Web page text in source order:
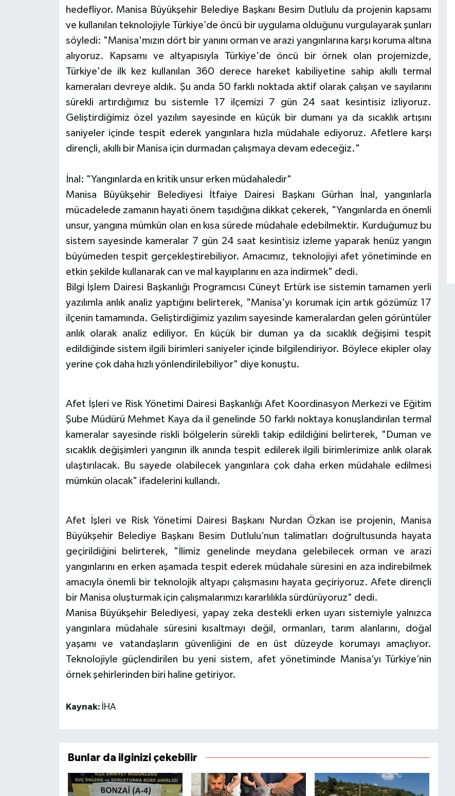
hedefliyor. Manisa Büyükşehir Belediye Başkanı Besim Dutlulu da projenin kapsamı
ve kullanılan teknolojiyle Türkiye’de öncü bir uygulama olduğunu vurgulayarak şunları
söyledi: "Manisa'mızın dört bir yanını orman ve arazi yangınlarına karşı koruma altına
alıyoruz. Kapsamı ve altyapısıyla Türkiye'de öncü bir örnek olan projemizde,
Türkiye'de ilk kez kullanılan 360 derece hareket kabiliyetine sahip akıllı termal
kameraları devreye aldık. Şu anda 50 farklı noktada aktif olarak çalışan ve sayılarını
sürekli artırdığımız bu sistemle 17 ilçemizi 7 gün 24 saat kesintisiz izliyoruz.
Geliştirdiğimiz özel yazılım sayesinde en küçük bir dumanı ya da sıcaklık artışını
saniyeler içinde tespit ederek yangınlara hızla müdahale ediyoruz. Afetlere karşı
dirençli, akıllı bir Manisa için durmadan çalışmaya devam edeceğiz."
İnal: "Yangınlarda en kritik unsur erken müdahaledir"
Manisa Büyükşehir Belediyesi İtfaiye Dairesi Başkanı Gürhan İnal, yangınlarla
mücadelede zamanın hayati önem taşıdığına dikkat çekerek, "Yangınlarda en önemli
unsur, yangına mümkün olan en kısa sürede müdahale edebilmektir. Kurduğumuz bu
sistem sayesinde kameralar 7 gün 24 saat kesintisiz izleme yaparak henüz yangın
büyümeden tespit gerçekleştirebiliyor. Amacımız, teknolojiyi afet yönetiminde en
etkin şekilde kullanarak can ve mal kayıplarını en aza indirmek" dedi.
Bilgi İşlem Dairesi Başkanlığı Programcısı Cüneyt Ertürk ise sistemin tamamen yerli
yazılımla anlık analiz yaptığını belirterek, "Manisa'yı korumak için artık gözümüz 17
ilçenin tamamında. Geliştirdiğimiz yazılım sayesinde kameralardan gelen görüntüler
anlık olarak analiz ediliyor. En küçük bir duman ya da sıcaklık değişimi tespit
edildiğinde sistem ilgili birimleri saniyeler içinde bilgilendiriyor. Böylece ekipler olay
yerine çok daha hızlı yönlendirilebiliyor" diye konuştu.
Afet İşleri ve Risk Yönetimi Dairesi Başkanlığı Afet Koordinasyon Merkezi ve Eğitim
Şube Müdürü Mehmet Kaya da il genelinde 50 farklı noktaya konuşlandırılan termal
kameralar sayesinde riskli bölgelerin sürekli takip edildiğini belirterek, "Duman ve
sıcaklık değişimleri yangının ilk anında tespit edilerek ilgili birimlerimize anlık olarak
ulaştırılacak. Bu sayede olabilecek yangınlara çok daha erken müdahale edilmesi
mümkün olacak" ifadelerini kullandı.
Afet İşleri ve Risk Yönetimi Dairesi Başkanı Nurdan Özkan ise projenin, Manisa
Büyükşehir Belediye Başkanı Besim Dutlulu’nun talimatları doğrultusunda hayata
geçirildiğini belirterek, "İlimiz genelinde meydana gelebilecek orman ve arazi
yangınlarını en erken aşamada tespit ederek müdahale süresini en aza indirebilmek
amacıyla önemli bir teknolojik altyapı çalışmasını hayata geçiriyoruz. Afete dirençli
bir Manisa oluşturmak için çalışmalarımızı kararlılıkla sürdürüyoruz" dedi.
Manisa Büyükşehir Belediyesi, yapay zeka destekli erken uyarı sistemiyle yalnızca
yangınlara müdahale süresini kısaltmayı değil, ormanları, tarım alanlarını, doğal
yaşamı ve vatandaşların güvenliğini de en üst düzeyde korumayı amaçlıyor.
Teknolojiyle güçlendirilen bu yeni sistem, afet yönetiminde Manisa’yı Türkiye’nin
örnek şehirlerinden biri haline getiriyor.
Kaynak: İHA
Bunlar da ilginizi çekebilir